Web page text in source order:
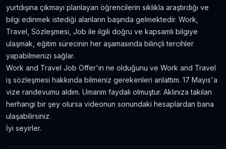
yurtdışına çıkmayı planlayan öğrencilerin sıklıkla araştırdığı ve
bilgi edinmek istediği alanların başında gelmektedir. Work,
Travel, Sözleşmesi, Job ile ilgili doğru ve kapsamlı bilgiye
ulaşmak, eğitim sürecinin her aşamasında bilinçli tercihler
yapabilmenizi sağlar.
Work and Travel Job Offer'ın ne olduğunu ve Work and Travel
iş sözleşmesi hakkında bilmeniz gerekenleri anlattım. 17 Mayıs'a
vize randevumu aldım. Umarım faydalı olmuştur. Aklınıza takılan
herhangi bir şey olursa videonun sonundaki hesaplardan bana
ulaşabilirsiniz.
İyi seyirler.